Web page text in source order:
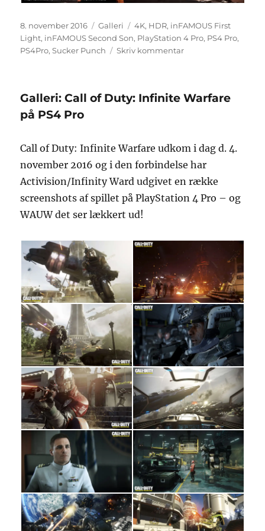
Udgivet
8. november 2016 Format
Galleri Tags
4K, HDR, inFAMOUS First
Light, inFAMOUS Second Son, PlayStation 4 Pro, PS4 Pro,
PS4Pro,Sucker Punch Skriv kommentartil
i
på
PS4
Galleri: Call of Duty: Infinite Warfare
på PS4 Pro
Call of Duty: Infinite Warfare udkom i dag d. 4.
november 2016 og i den forbindelse har
Activision/Infinity Ward udgivet en række
screenshots af spillet på PlayStation 4 Pro – og
WAUW det ser lækkert ud!